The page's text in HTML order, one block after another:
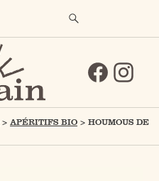
> APÉRITIFS BIO > HOUMOUS DE